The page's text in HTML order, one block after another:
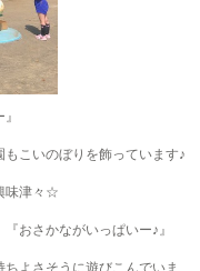
こいのぼりを飾っています♪
味津々☆
おさかながいっぱいー♪』
よさそうに遊びこんでいま